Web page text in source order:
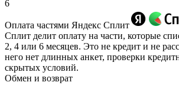
6
Оплата частями Яндекс Сплит
Сплит делит оплату на части, которые
2, 4 или 6 месяцев. Это не кредит и не
него нет длинных анкет, проверки
скрытых условий.
Обмен и возврат